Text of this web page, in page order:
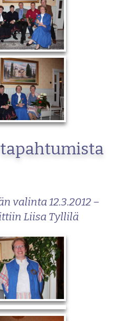
valinta 12.3.2012 –
Liisa Tyllilä